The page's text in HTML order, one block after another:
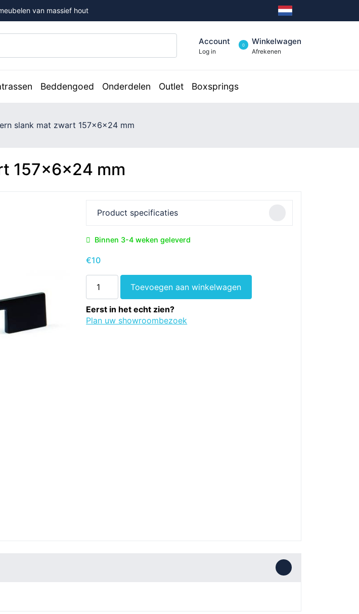
van massief hout
Account
Log in
0 Winkelwagen
Afrekenen
Beddengoed Onderdelen Outlet Boxsprings
slank mat zwart 157x6x24 mm
157x6x24 mm
Product specificaties
Binnen 3-4 weken geleverd
€10
Greep
modern
Toevoegen aan winkelwagen
Eerst in het echt zien?
Plan uw showroombezoek